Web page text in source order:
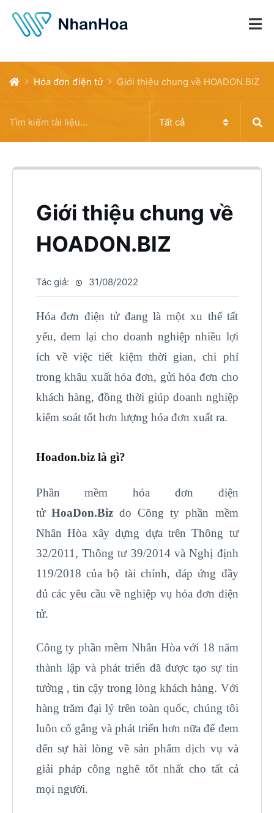
Hóa đơn điện tử Giới thiệu chung về HOADON.BIZ
Giới thiệu chung về
HOADON.BIZ
Tác giả: 31/08/2022
Hóa đơn điện tử đang là một xu thế tất
yếu, đem lại cho doanh nghiệp nhiều lợi
ích về việc tiết kiệm thời gian, chi phí
trong khâu xuất hóa đơn, gửi hóa đơn cho
khách hàng, đồng thời giúp doanh nghiệp
kiểm soát tốt hơn lượng hóa đơn xuất ra.
Hoadon.biz là gì?
Phần mềm hóa đơn điện
tử HoaDon.Bizdo Công ty phần mềm
Nhân Hòa xây dựng dựa trên Thông tư
32/2011, Thông tư 39/2014 và Nghị định
119/2018 của bộ tài chính, đáp ứng đầy
đủ các yêu cầu về nghiệp vụ hóa đơn điện
tử.
Công ty phần mềm Nhân Hòa với 18 năm
thành lập và phát triển đã được tạo sự tin
tưởng , tin cậy trong lòng khách hàng. Với
hàng trăm đại lý trên toàn quốc, chúng tôi
luôn cố gắng và phát triển hơn nữa để đem
đến sự hài lòng về sản phẩm dịch vụ và
giải pháp công nghê tốt nhất cho tất cả
mọi người.